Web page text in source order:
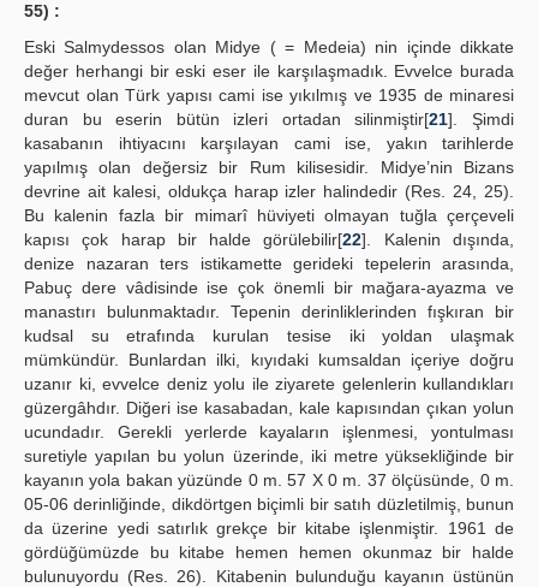
55) :
Eski Salmydessos olan Midye ( = Medeia) nin içinde dikkate
değer herhangi bir eski eser ile karşılaşmadık. Evvelce burada
mevcut olan Türk yapısı cami ise yıkılmış ve 1935 de minaresi
duran bu eserin bütün izleri ortadan silinmiştir[21]. Şimdi
kasabanın ihtiyacını karşılayan cami ise, yakın tarihlerde
yapılmış olan değersiz bir Rum kilisesidir. Midye’nin Bizans
devrine ait kalesi, oldukça harap izler halindedir (Res. 24, 25).
Bu kalenin fazla bir mimarî hüviyeti olmayan tuğla çerçeveli
kapısı çok harap bir halde görülebilir[22]. Kalenin dışında,
denize nazaran ters istikamette gerideki tepelerin arasında,
Pabuç dere vâdisinde ise çok önemli bir mağara-ayazma ve
manastırı bulunmaktadır. Tepenin derinliklerinden fışkıran bir
kudsal su etrafında kurulan tesise iki yoldan ulaşmak
mümkündür. Bunlardan ilki, kıyıdaki kumsaldan içeriye doğru
uzanır ki, evvelce deniz yolu ile ziyarete gelenlerin kullandıkları
güzergâhdır. Diğeri ise kasabadan, kale kapısından çıkan yolun
ucundadır. Gerekli yerlerde kayaların işlenmesi, yontulması
suretiyle yapılan bu yolun üzerinde, iki metre yüksekliğinde bir
kayanın yola bakan yüzünde 0 m. 57 X 0 m. 37 ölçüsünde, 0 m.
05-06 derinliğinde, dikdörtgen biçimli bir satıh düzletilmiş, bunun
da üzerine yedi satırlık grekçe bir kitabe işlenmiştir. 1961 de
gördüğümüzde bu kitabe hemen hemen okunmaz bir halde
bulunuyordu (Res. 26). Kitabenin bulunduğu kayanın üstünün